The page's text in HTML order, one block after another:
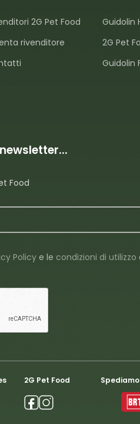
2G Pet Food
rivenditore
Guidolin
2G Pet
Guidolin
newsletter...
Food
Policy e le condizioni di utilizzo
2G Pet Food Spediamo